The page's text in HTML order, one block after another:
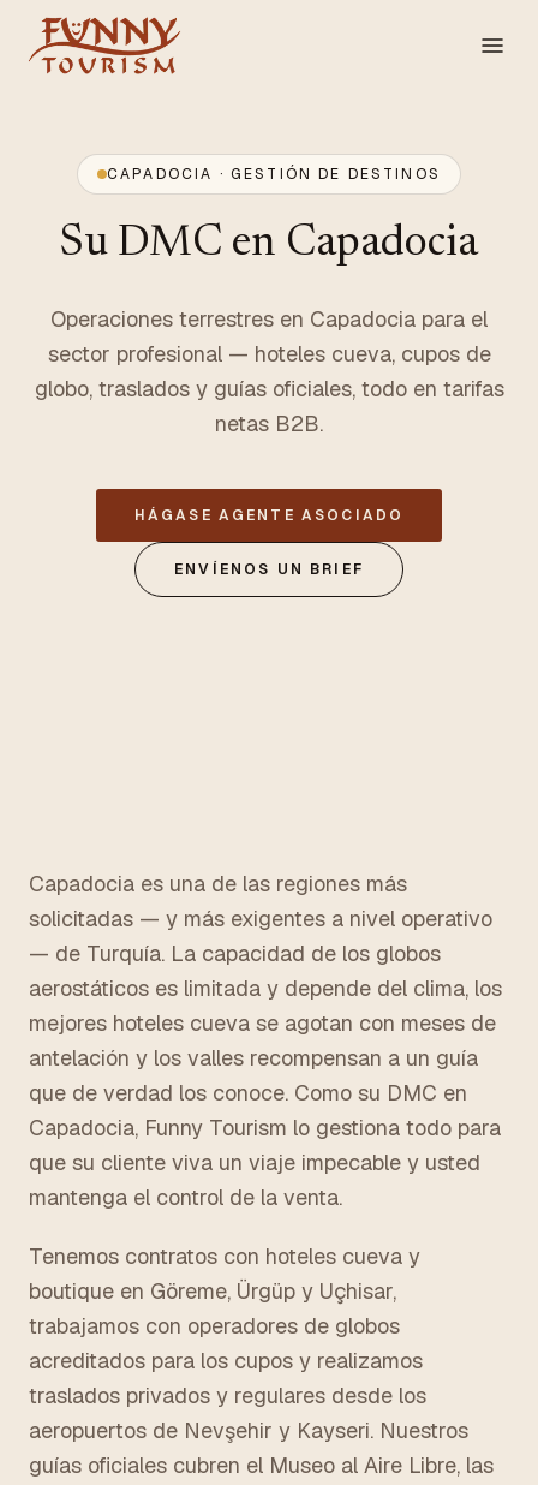
CAPADOCIA · GESTIÓN DE DESTINOS
Su DMC en Capadocia
Operaciones terrestres en Capadocia para el
sector profesional — hoteles cueva, cupos de
globo, traslados y guías oficiales, todo en tarifas
netas B2B.
HÁGASE AGENTE ASOCIADO
ENVÍENOS UN BRIEF
Capadocia es una de las regiones más
solicitadas — y más exigentes a nivel operativo
— de Turquía. La capacidad de los globos
aerostáticos es limitada y depende del clima, los
mejores hoteles cueva se agotan con meses de
antelación y los valles recompensan a un guía
que de verdad los conoce. Como su DMC en
Capadocia, Funny Tourism lo gestiona todo para
que su cliente viva un viaje impecable y usted
mantenga el control de la venta.
Tenemos contratos con hoteles cueva y
boutique en Göreme, Ürgüp y Uçhisar,
trabajamos con operadores de globos
acreditados para los cupos y realizamos
traslados privados y regulares desde los
aeropuertos de Nevşehir y Kayseri. Nuestros
guías oficiales cubren el Museo al Aire Libre, las